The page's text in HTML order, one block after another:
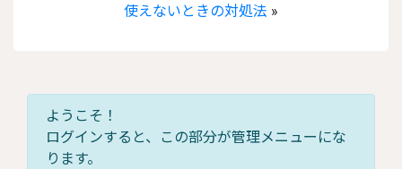
使えないときの対処法 »
ようこそ！
ログインすると、この部分が管理メニューにな
ります。